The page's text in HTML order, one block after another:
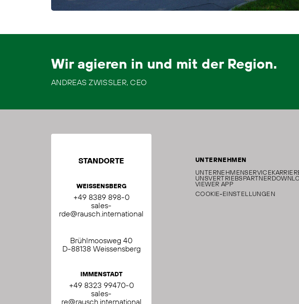
Wir agieren in und mit der Region.
ANDREAS ZWISSLER, CEO
STANDORTE
WEISSENSBERG
+49 8389 898-0
sales-
rde@rausch.international
Brühlmoosweg 40
D-88138 Weissensberg
IMMENSTADT
+49 8323 99470-0
sales-
re@rausch.international
UNTERNEHMEN
UNTERNEHMENSERVICE
UNSVERTRIEBSPARTNER
VIEWER APP
COOKIE-EINSTELLUNGEN